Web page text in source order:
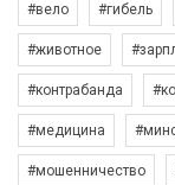
#вело #гибель
#животное
#контрабанда
#медицина
#мошенничество